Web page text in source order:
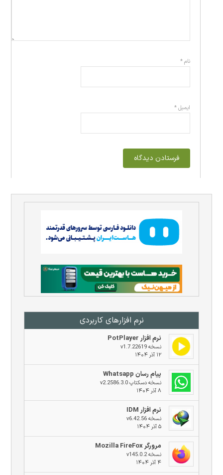
نرم افزار‌های کاربردی
نرم افزار PotPlayer
نسخه v1.7.22619
۱۲ آذر ۱۴۰۴
پیام رسان Whatsapp
نسخه دسکتاپ v2.2586.3.0
۸ آذر ۱۴۰۴
نرم افزار IDM
نسخه v6.42.56
۵ آذر ۱۴۰۴
مرورگر Mozilla FireFox
نسخه v145.0.2
۴ آذر ۱۴۰۴
نام*
ایمیل*